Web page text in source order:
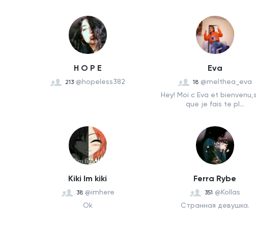
H O P E
213 @hopeless382
Eva
18 @melthea_eva
Hey! Moi c Eva et
que je fais te pl...
Kiki Im kiki
38 @imhere
Ok
Ferra Rybe
351 @Kollas
Странная девушка.